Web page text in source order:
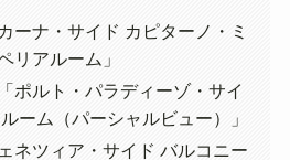
ーナ・サイド カピターノ・ミ
リアルーム」
ポルト・パラディーゾ・サイ
ーム（パーシャルビュー）」
ネツィア・サイド バルコニー